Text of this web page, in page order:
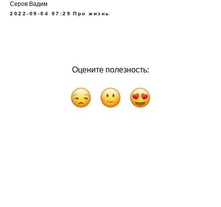
Серов Вадим
2022-09-04 07:29 Про жизнь
Оцените полезность: